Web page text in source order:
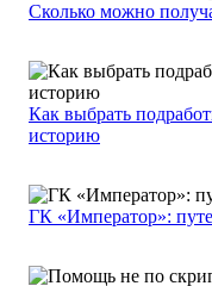
Сколько можно
Как выбрать
историю
ГК «Император»: